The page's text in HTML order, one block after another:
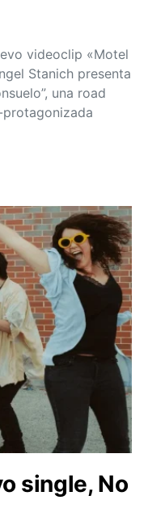
videoclip «Motel
Stanich presenta
una road
single, No